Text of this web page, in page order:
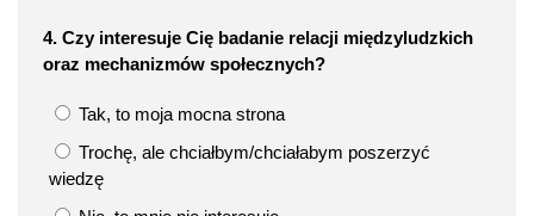
4. Czy interesuje Cię badanie relacji międzyludzkich
oraz mechanizmów społecznych?
Tak, to moja mocna strona
Trochę, ale chciałbym/chciałabym poszerzyć
wiedzę